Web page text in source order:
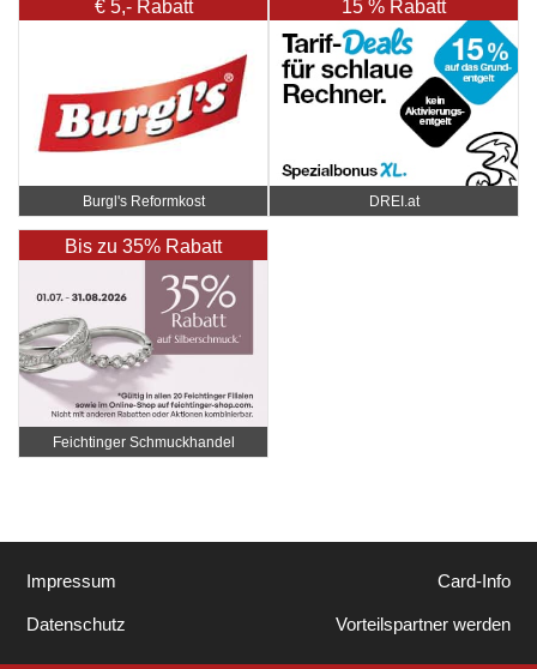
€ 5,- Rabatt
Burgl's Reformkost
15 % Rabatt
DREI.at
Bis zu 35% Rabatt
Feichtinger Schmuckhandel
Impressum
Datenschutz
Card-Info
Vorteilspartner werden